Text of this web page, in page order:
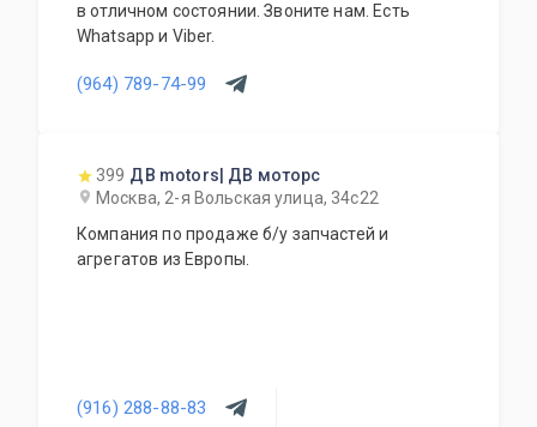
в отличном состоянии. Звоните нам. Есть
Whatsapp и Viber.
(964) 789-74-99
399 ДВ motors| ДВ моторс
Москва, 2-я Вольская улица, 34с22
Компания по продаже б/у запчастей и
агрегатов из Европы.
(916) 288-88-83